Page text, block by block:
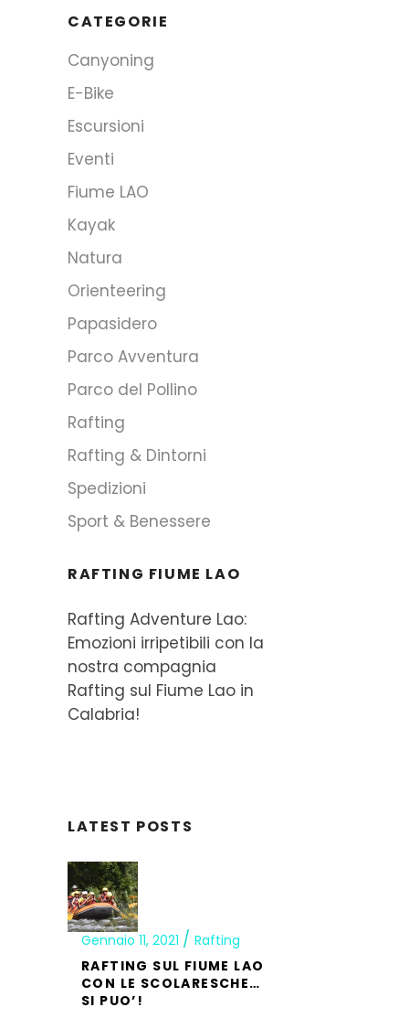
CATEGORIE
Canyoning
E-Bike
Escursioni
Eventi
Fiume LAO
Kayak
Natura
Orienteering
Papasidero
Parco Avventura
Parco del Pollino
Rafting
Rafting & Dintorni
Spedizioni
Sport & Benessere
RAFTING FIUME LAO
Rafting Adventure Lao:
Emozioni irripetibili con la
nostra compagnia
Rafting sul Fiume Lao in
Calabria!
LATEST POSTS
Gennaio 11, 2021
Rafting
RAFTING SUL FIUME LAO
CON LE SCOLARESCHE…
SI PUO’!